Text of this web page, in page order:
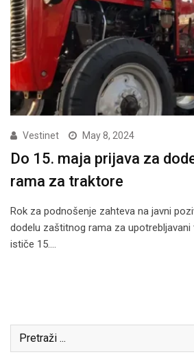
Vestinet May 8, 2024
Do 15. maja prijava za
rama za traktore
Rok za podnošenje zahteva na javni
dodelu zaštitnog rama za
ističe 15.…